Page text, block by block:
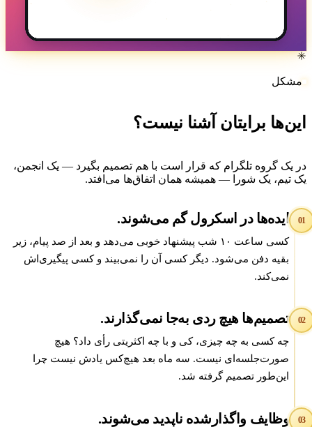
مشکل
این‌ها برایتان آشنا نیست؟
در یک گروه تلگرام که قرار است با هم تصمیم بگیرد — یک انجمن،
یک تیم، یک شورا — همیشه همان اتفاق‌ها می‌افتد.
ایده‌ها در اسکرول گم می‌شوند.
کسی ساعت ۱۰ شب پیشنهاد خوبی می‌دهد و بعد از صد پیام، زیر
بقیه دفن می‌شود. دیگر کسی آن را نمی‌بیند و کسی پیگیری‌اش
نمی‌کند.
02 تصمیم‌ها هیچ ردی به‌جا نمی‌گذارند.
چه کسی به چه چیزی، کی و با چه اکثریتی رأی داد؟ هیچ
صورت‌جلسه‌ای نیست. سه ماه بعد هیچ‌کس یادش نیست چرا
این‌طور تصمیم گرفته شد.
03 وظایف واگذارشده ناپدید می‌شوند.